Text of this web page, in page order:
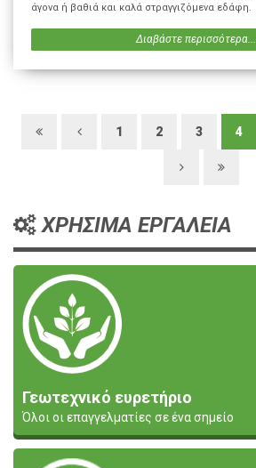
άγονα ή βαθιά και καλά στραγγιζόμενα εδάφη.
Διαβάστε περισσότερα...
1 2 3 4
ΧΡΗΣΙΜΑ ΕΡΓΑΛΕΙΑ
Γεωτεχνικό ευρετήριο
Όλοι οι επαγγελματίες σε ένα σημείο